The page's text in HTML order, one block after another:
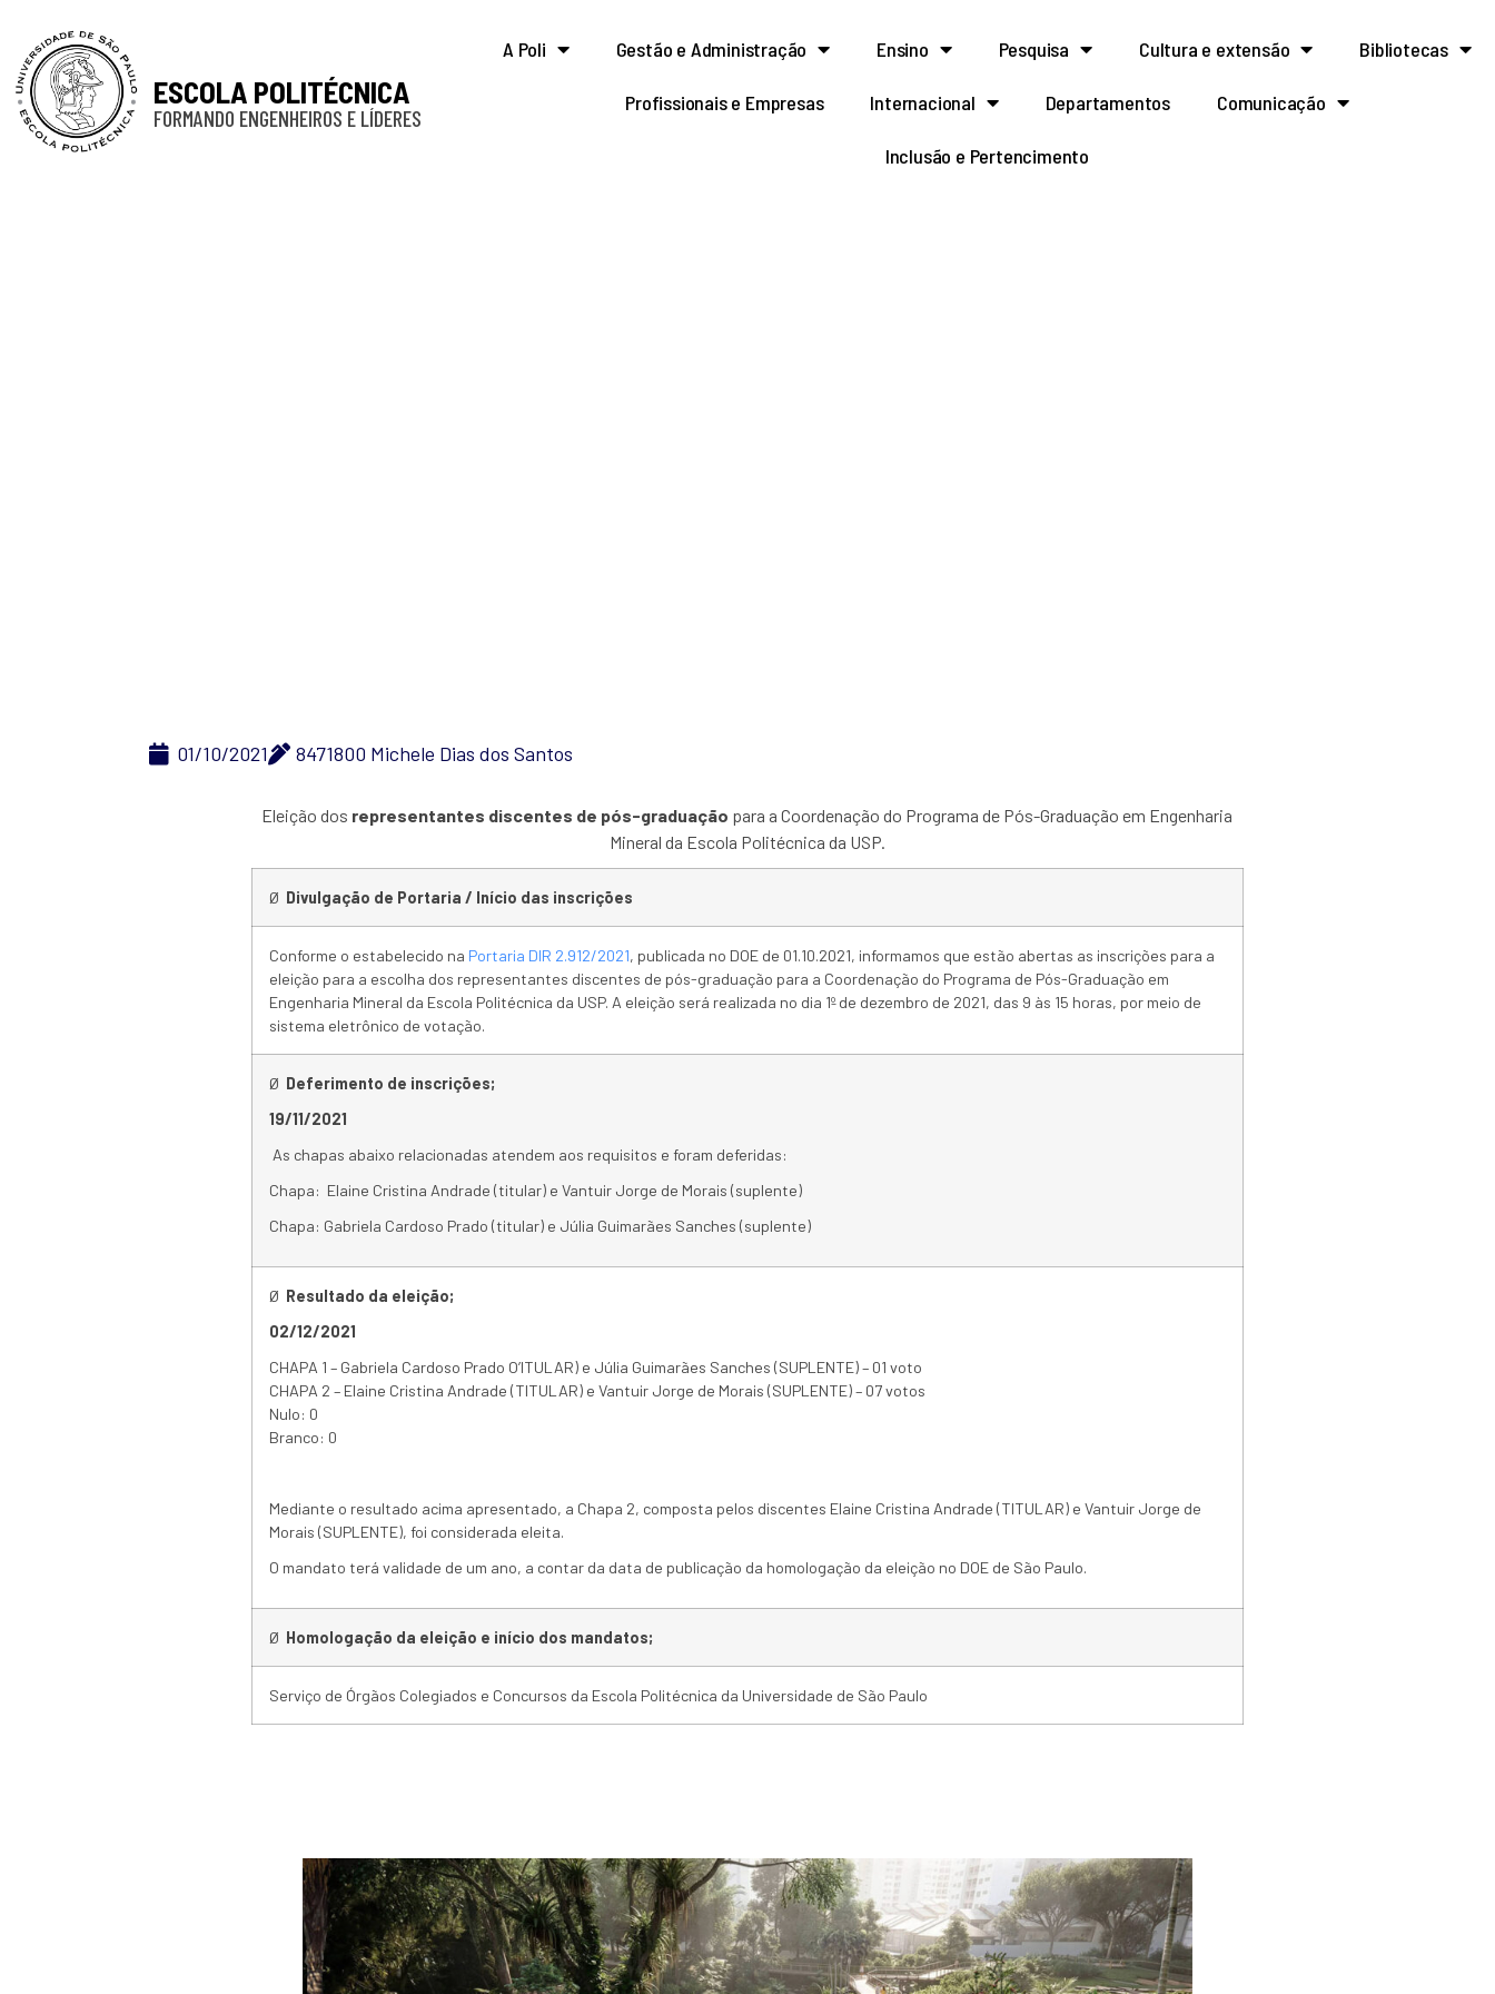
ESCOLA POLITÉCNICA
FORMANDO ENGENHEIROS E LÍDERES
A Poli Gestão e Administração Ensino Pesquisa Cultura e extensão Bibliotecas
Profissionais e Empresas Internacional Departamentos Comunicação
Inclusão e Pertencimento
01/10/2021 8471800 Michele Dias dos Santos
Eleição dos representantes discentes de pós-graduação para a Coordenação do Programa de Pós-Graduação em Engenharia
Mineral da Escola Politécnica da USP.
Ø Divulgação de Portaria / Início das inscrições
Conforme o estabelecido na Portaria DIR 2.912/2021, publicada no DOE de 01.10.2021, informamos que estão abertas as inscrições para a
eleição para a escolha dos representantes discentes de pós-graduação para a Coordenação do Programa de Pós-Graduação em
Engenharia Mineral da Escola Politécnica da USP. A eleição será realizada no dia 1º de dezembro de 2021, das 9 às 15 horas, por meio de
sistema eletrônico de votação.
Ø Deferimento de inscrições;
19/11/2021
As chapas abaixo relacionadas atendem aos requisitos e foram deferidas:
Chapa: Elaine Cristina Andrade (titular) e Vantuir Jorge de Morais (suplente)
Chapa: Gabriela Cardoso Prado (titular) e Júlia Guimarães Sanches (suplente)
Ø Resultado da eleição;
02/12/2021
CHAPA 1 – Gabriela Cardoso Prado O’ITULAR) e Júlia Guimarães Sanches (SUPLENTE) – 01 voto
CHAPA 2 – Elaine Cristina Andrade (TITULAR) e Vantuir Jorge de Morais (SUPLENTE) – 07 votos
Nulo: 0
Branco: 0
Mediante o resultado acima apresentado, a Chapa 2, composta pelos discentes Elaine Cristina Andrade (TITULAR) e Vantuir Jorge de
Morais (SUPLENTE), foi considerada eleita.
O mandato terá validade de um ano, a contar da data de publicação da homologação da eleição no DOE de São Paulo.
Ø Homologação da eleição e início dos mandatos;
Serviço de Órgãos Colegiados e Concursos da Escola Politécnica da Universidade de São Paulo